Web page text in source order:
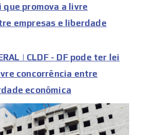
que promova a livre
empresas e liberdade
| CLDF - DF pode ter lei
concorrência entre
econômica